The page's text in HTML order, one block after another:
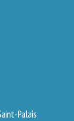
Palais